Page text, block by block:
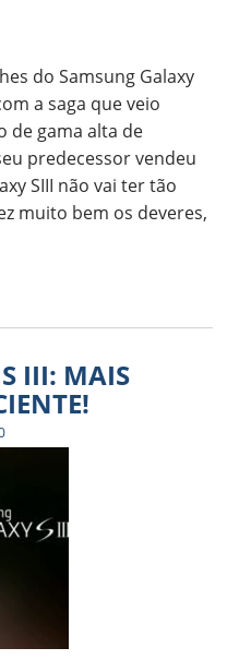
do Samsung Galaxy
a saga que veio
de gama alta de
predecessor vendeu
SIII não vai ter tão
muito bem os deveres,
III: MAIS